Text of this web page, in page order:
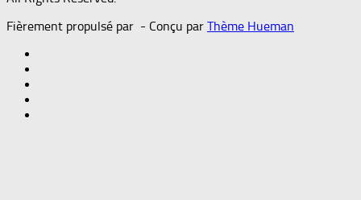
Fièrement propulsé par - Conçu par Thème Hueman